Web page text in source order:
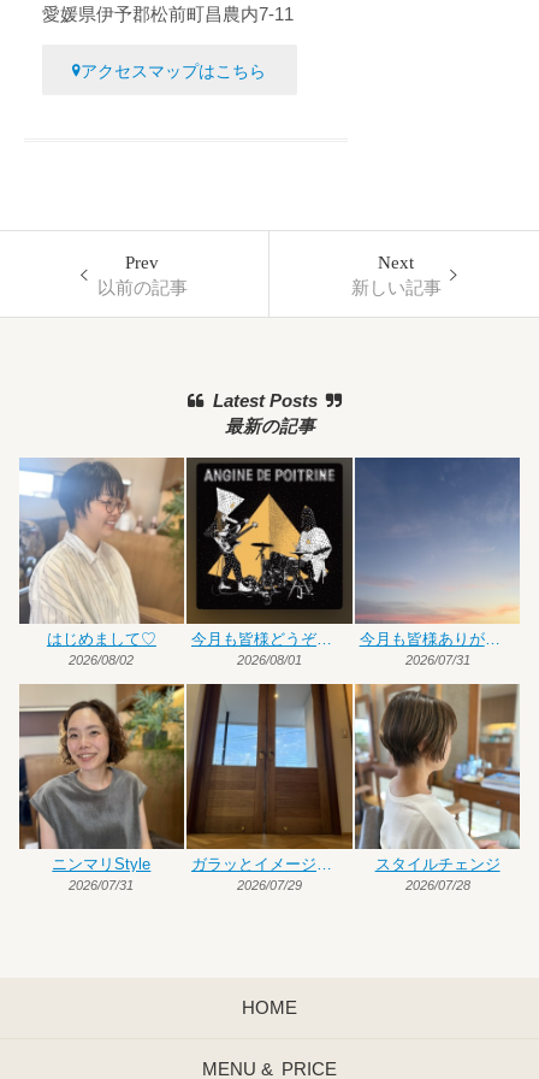
愛媛県伊予郡松前町昌農内7-11
アクセスマップはこちら
Prev
以前の記事
Next
新しい記事
Latest Posts
最新の記事
はじめまして♡
2026/08/02
今月も皆様どうぞよろしくお願いいたします
2026/08/01
今月も皆様ありがとうございました
2026/07/31
ニンマリStyle
2026/07/31
ガラッとイメージチェンジ
2026/07/29
スタイルチェンジ
2026/07/28
HOME
MENU & PRICE